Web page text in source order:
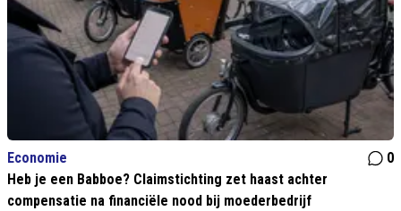
Economie
0
Heb je een Babboe? Claimstichting zet haast achter
compensatie na financiële nood bij moederbedrijf